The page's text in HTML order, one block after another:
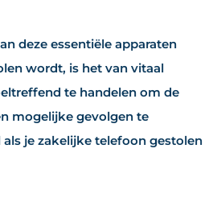
deze essentiële apparaten
wordt, is het van vitaal
te handelen om de
mogelijke gevolgen te
je zakelijke telefoon gestolen